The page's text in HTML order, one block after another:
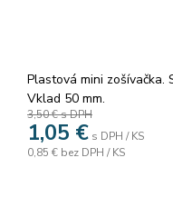
Plastová mini zošívačka.
Vklad 50 mm.
3,50 €s DPH
1,05 € s DPH / KS
0,85 € bez DPH / KS